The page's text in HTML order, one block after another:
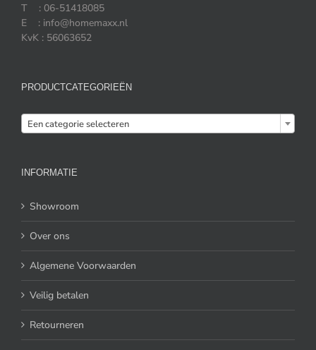
T : 06-51418085
E : info@homemaxx.nl
KvK : 56063652
PRODUCTCATEGORIEËN
Een categorie selecteren
INFORMATIE
Showroom
Over ons
Algemene Voorwaarden
Veilig betalen
Retourneren